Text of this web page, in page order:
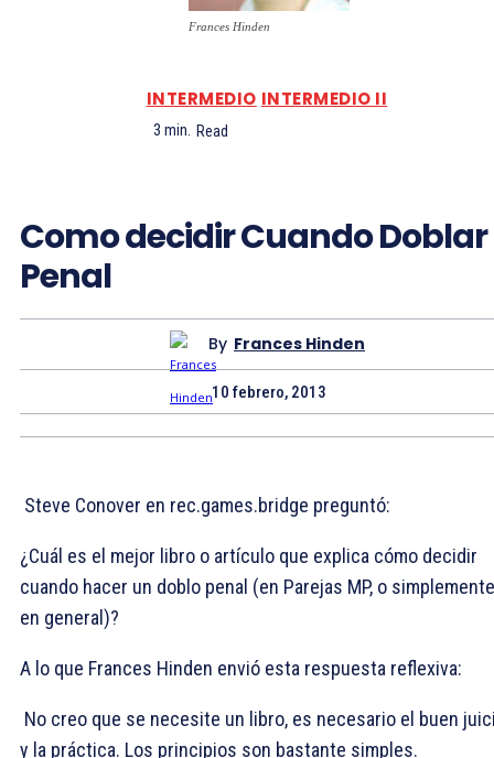
Frances Hinden
INTERMEDIO INTERMEDIO II
3 min. Read
Como decidir Cuando Doblar
Penal
By Frances Hinden
10 febrero, 2013
Steve Conover en rec.games.bridge preguntó:
¿Cuál es el mejor libro o artículo que explica cómo decidir
cuando hacer un doblo penal (en Parejas MP, o simplemente
en general)?
A lo que Frances Hinden envió esta respuesta reflexiva:
No creo que se necesite un libro, es necesario el buen
y la práctica. Los principios son bastante simples.